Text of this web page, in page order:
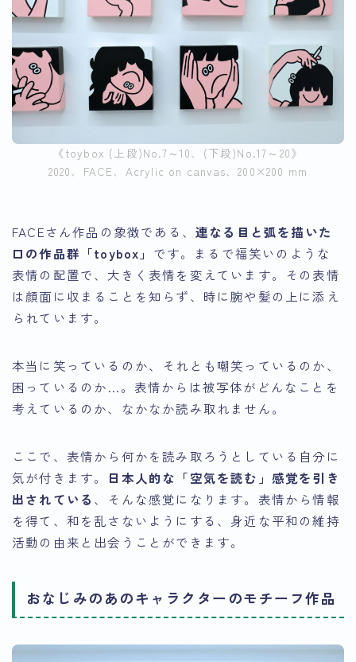
《toybox (上段)No.7～10、(下段)No.17～20》
2020、FACE、Acrylic on canvas、200×200 mm
FACEさん作品の象徴である、 連なる目と弧を描いた
口の作品群「toybox」 です。まるで福笑いのような
表情の配置で、大きく表情を変えています。その表情
は顔面に収まることを知らず、時に腕や髪の上に添え
られています。
本当に笑っているのか、それとも嘲笑っているのか、
困っているのか…。表情からは被写体がどんなことを
考えているのか、なかなか読み取れません。
ここで、表情から何かを読み取ろうとしている自分に
気が付きます。
日本人的な「空気を読む」感覚を引き
出されている 、そんな感覚になります。表情から情報
を得て、和を乱さないようにする、身近な平和の維持
活動の由来と出会うことができます。
おなじみのあのキャラクターのモチーフ作品